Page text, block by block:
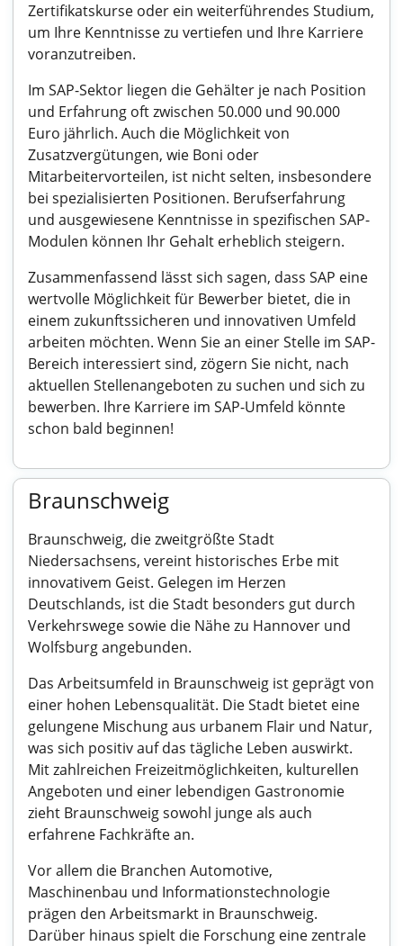
Zertifikatskurse oder ein weiterführendes Studium,
um Ihre Kenntnisse zu vertiefen und Ihre Karriere
voranzutreiben.
Im SAP-Sektor liegen die Gehälter je nach Position
und Erfahrung oft zwischen 50.000 und 90.000
Euro jährlich. Auch die Möglichkeit von
Zusatzvergütungen, wie Boni oder
Mitarbeitervorteilen, ist nicht selten, insbesondere
bei spezialisierten Positionen. Berufserfahrung
und ausgewiesene Kenntnisse in spezifischen SAP-
Modulen können Ihr Gehalt erheblich steigern.
Zusammenfassend lässt sich sagen, dass SAP eine
wertvolle Möglichkeit für Bewerber bietet, die in
einem zukunftssicheren und innovativen Umfeld
arbeiten möchten. Wenn Sie an einer Stelle im SAP-
Bereich interessiert sind, zögern Sie nicht, nach
aktuellen Stellenangeboten zu suchen und sich zu
bewerben. Ihre Karriere im SAP-Umfeld könnte
schon bald beginnen!
Braunschweig
Braunschweig, die zweitgrößte Stadt
Niedersachsens, vereint historisches Erbe mit
innovativem Geist. Gelegen im Herzen
Deutschlands, ist die Stadt besonders gut durch
Verkehrswege sowie die Nähe zu Hannover und
Wolfsburg angebunden.
Das Arbeitsumfeld in Braunschweig ist geprägt von
einer hohen Lebensqualität. Die Stadt bietet eine
gelungene Mischung aus urbanem Flair und Natur,
was sich positiv auf das tägliche Leben auswirkt.
Mit zahlreichen Freizeitmöglichkeiten, kulturellen
Angeboten und einer lebendigen Gastronomie
zieht Braunschweig sowohl junge als auch
erfahrene Fachkräfte an.
Vor allem die Branchen Automotive,
Maschinenbau und Informationstechnologie
prägen den Arbeitsmarkt in Braunschweig.
Darüber hinaus spielt die Forschung eine zentrale